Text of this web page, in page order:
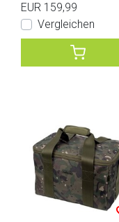
EUR 159,99
Vergleichen